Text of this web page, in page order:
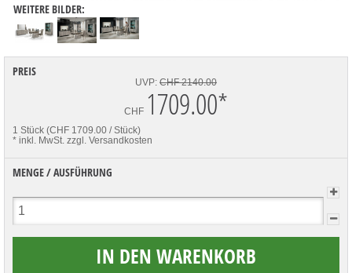
WEITERE BILDER:
PREIS
UVP: CHF 2140.00
CHF 1709.00*
1 Stück (CHF 1709.00 / Stück)
* inkl. MwSt. zzgl. Versandkosten
MENGE / AUSFÜHRUNG